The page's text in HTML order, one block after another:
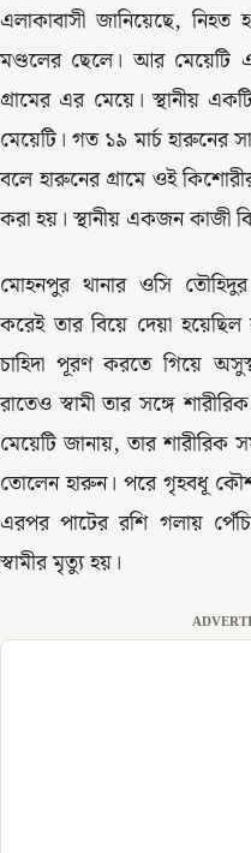
এলাকাবাসী জানিয়েছে,
মণ্ডলের ছেলে। আর মেয়েটি
গ্রামের এর মেয়ে। স্থানীয়
মেয়েটি। গত ১৯ মার্চ হারুনের
বলে হারুনের গ্রামে ওই
করা হয়। স্থানীয় একজন কাজী
মোহনপুর থানার ওসি
করেই তার বিয়ে দেয়া
চাহিদা পূরণ করতে গিয়ে
রাতেও স্বামী তার সঙ্গে
মেয়েটি জানায়, তার শারীরিক
তোলেন হারুন। পরে গৃহবধূ
এরপর পাটের রশি গলায়
স্বামীর মৃত্যু হয়।